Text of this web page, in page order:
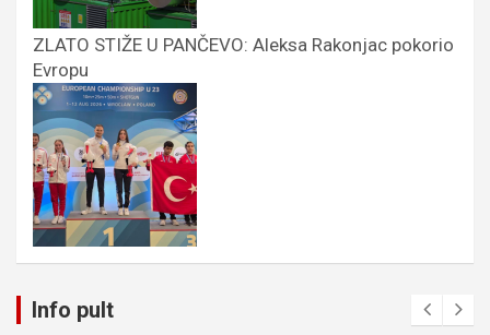
ZLATO STIŽE U PANČEVO: Aleksa Rakonjac pokorio
Evropu
Info pult